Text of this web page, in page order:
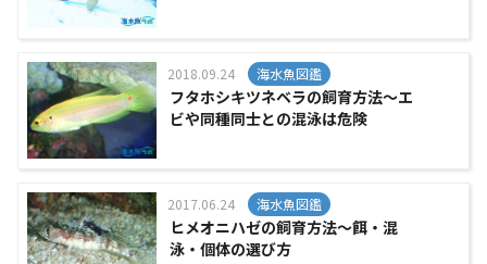
2018.09.24 海水魚図鑑
フタホシキツネベラの飼育方法～エ
ビや同種同士との混泳は危険
2017.06.24 海水魚図鑑
ヒメオニハゼの飼育方法～餌・混
泳・個体の選び方